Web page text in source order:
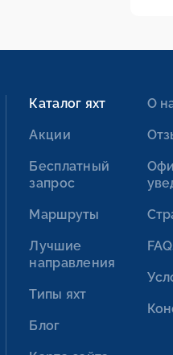
Каталог яхт
Акции
Бесплатный
запрос
Маршруты
Лучшие
направления
Типы яхт
Блог
О